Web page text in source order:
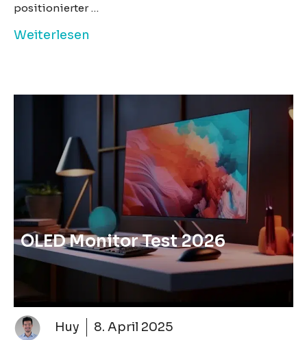
positionierter …
Weiterlesen
OLED Monitor Test 2026
Huy 8. April 2025